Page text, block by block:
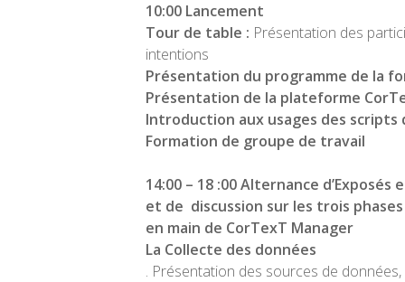
10:00 Lancement
Tour de table : Présentation des
intentions
Présentation du programme de la
Présentation de la plateforme
Introduction aux usages des scripts
Formation de groupe de travail
14:00 – 18 :00 Alternance
et de discussion sur les trois
en main de CorTexT Manager
La Collecte des données
. Présentation des sources de